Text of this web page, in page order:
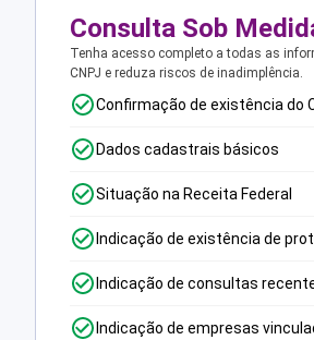
Consulta Sob
Tenha acesso completo a todas as
CNPJ e reduza riscos de inadimplência.
Confirmação de existência do
Dados cadastrais básicos
Situação na Receita Federal
Indicação de existência de
Indicação de consultas
Indicação de empresas